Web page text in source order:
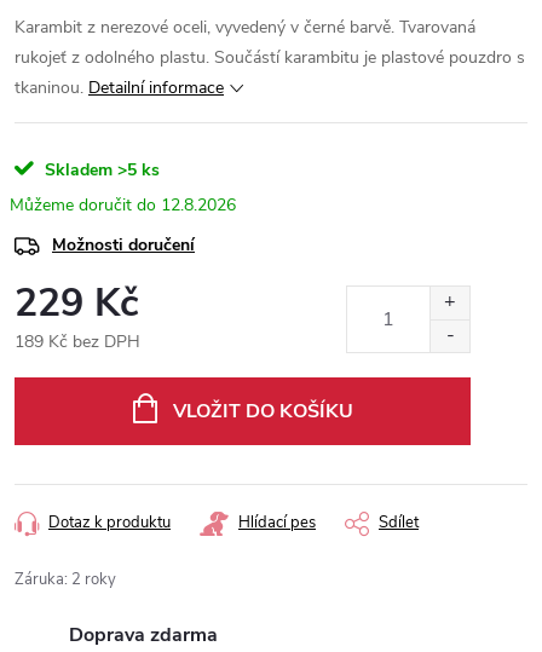
Karambit z nerezové oceli, vyvedený v černé barvě. Tvarovaná
rukojeť z odolného plastu. Součástí karambitu je plastové pouzdro s
tkaninou. Detailní informace
Skladem >5 ks
12.8.2026
Možnosti doručení
229 Kč
189 Kč bez DPH
VLOŽIT DO KOŠÍKU
Dotaz k produktu Hlídací pes Sdílet
Záruka: 2 roky
Doprava zdarma